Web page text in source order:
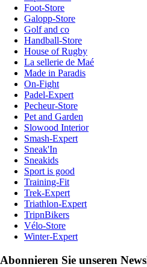
Foot-Store
Galopp-Store
Golf and co
Handball-Store
House of Rugby
La sellerie de Maé
Made in Paradis
On-Fight
Padel-Expert
Pecheur-Store
Pet and Garden
Slowood Interior
Smash-Expert
Sneak'In
Sneakids
Sport is good
Training-Fit
Trek-Expert
Triathlon-Expert
TripnBikers
Vélo-Store
Winter-Expert
Abonnieren Sie unseren